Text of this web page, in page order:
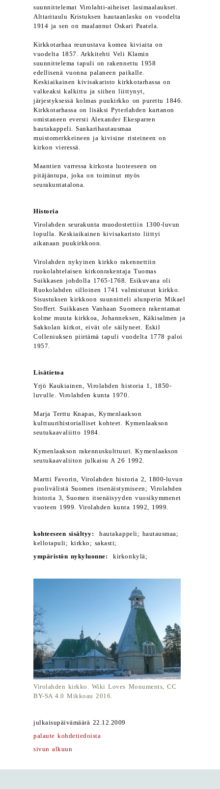
suunnittelemat Virolahti-aiheiset lasimaalaukset.
Alttaritaulu Kristuksen hautaanlasku on vuodelta
1914 ja sen on maalannut Oskari Paatela.
Kirkkotarhaa reunustava komea kiviaita on
vuodelta 1857. Arkkitehti Veli Klamin
suunnittelema tapuli on rakennettu 1958
edellisenä vuonna palaneen paikalle.
Keskiaikainen kivisakaristo kirkkotarhassa on
valkeaksi kalkittu ja siihen liittynyt,
järjestyksessä kolmas puukirkko on purettu 1846.
Kirkkotarhassa on lisäksi Pyterlahden kartanon
omistaneen eversti Alexander Ekesparren
hautakappeli. Sankarihautausmaa
muistomerkkeineen ja kivisine risteineen on
kirkon vieressä.
Maantien varressa kirkosta luoteeseen on
pitäjäntupa, joka on toiminut myös
seurakuntatalona.
Historia
Virolahden seurakunta muodostettiin 1300-luvun
lopulla. Keskiaikainen kivisakaristo liittyi
aikanaan puukirkkoon.
Virolahden nykyinen kirkko rakennettiin
ruokolahtelaisen kirkonrakentaja Tuomas
Suikkasen johdolla 1765-1768. Esikuvana oli
Ruokolahden silloinen 1741 valmistunut kirkko.
Sisustuksen kirkkoon suunnitteli alunperin Mikael
Stoffert. Suikkasen Vanhaan Suomeen rakentamat
kolme muuta kirkkoa, Johanneksen, Käkisalmen ja
Sakkolan kirkot, eivät ole säilyneet. Eskil
Colleniuksen piirtämä tapuli vuodelta 1778 paloi
1957.
Lisätietoa
Yrjö Kaukiainen, Virolahden historia 1, 1850-
luvulle. Virolahden kunta 1970.
Marja Terttu Knapas, Kymenlaakson
kulttuurihistorialliset kohteet. Kymenlaakson
seutukaavaliitto 1984.
Kymenlaakson rakennuskulttuuri. Kymenlaakson
seutukaavaliiton julkaisu A 26 1992.
Martti Favorin, Virolahden historia 2, 1800-luvun
puolivälistä Suomen itsenäistymiseen; Virolahden
historia 3, Suomen itsenäisyyden vuosikymmenet
vuoteen 1999. Virolahden kunta 1992, 1999.
kohteeseen sisältyy: hautakappeli; hautausmaa;
kellotapuli; kirkko; sakasti;
ympäristön nykyluonne: kirkonkylä;
Virolahden kirkko. Wiki Loves Monuments, CC
BY-SA 4.0 Mikkoau 2016.
julkaisupäivämäärä 22.12.2009
palaute kohdetiedoista
sivun alkuun